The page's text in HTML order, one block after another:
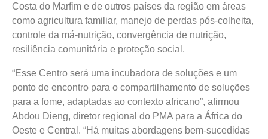
Costa do Marfim e de outros países da região em áreas
como agricultura familiar, manejo de perdas pós-colheita,
controle da má-nutrição, convergência de nutrição,
resiliência comunitária e proteção social.
“Esse Centro será uma incubadora de soluções e um
ponto de encontro para o compartilhamento de soluções
para a fome, adaptadas ao contexto africano”, afirmou
Abdou Dieng, diretor regional do PMA para a África do
Oeste e Central. “Há muitas abordagens bem-sucedidas